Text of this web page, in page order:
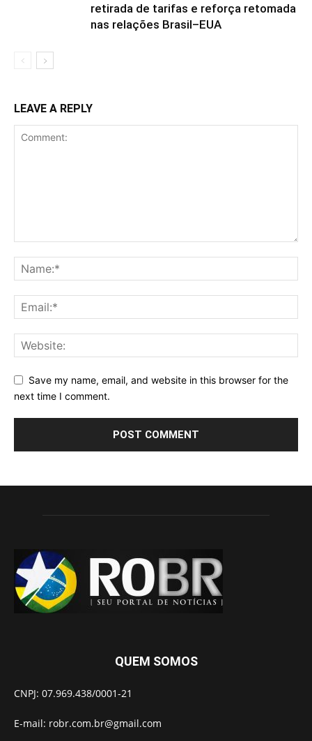
retirada de tarifas e reforça retomada
nas relações Brasil–EUA
LEAVE A REPLY
Save my name, email, and website in this browser for the
next time I comment.
QUEM SOMOS
CNPJ: 07.969.438/0001-21
E-mail: robr.com.br@gmail.com